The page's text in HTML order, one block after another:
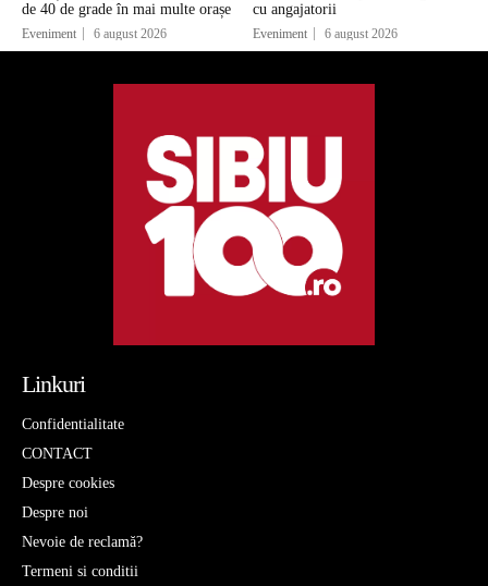
de 40 de grade în mai multe orașe
Eveniment 6 august 2026
cu angajatorii
Eveniment 6 august 2026
Linkuri
Confidentialitate
CONTACT
Despre cookies
Despre noi
Nevoie de reclamă?
Termeni si conditii